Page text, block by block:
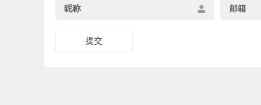
昵称 邮箱
提交